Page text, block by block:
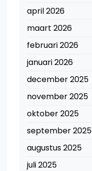
april 2026
maart 2026
februari 2026
januari 2026
december 2025
november 2025
oktober 2025
september 2025
augustus 2025
juli 2025